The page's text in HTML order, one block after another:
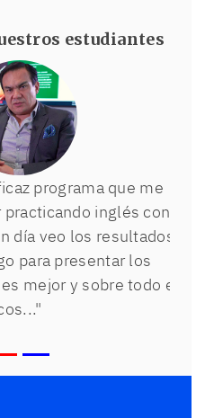
estudiantes
programa que me
inglés con
veo los resultados:
para presentar los
mejor y sobre todo en